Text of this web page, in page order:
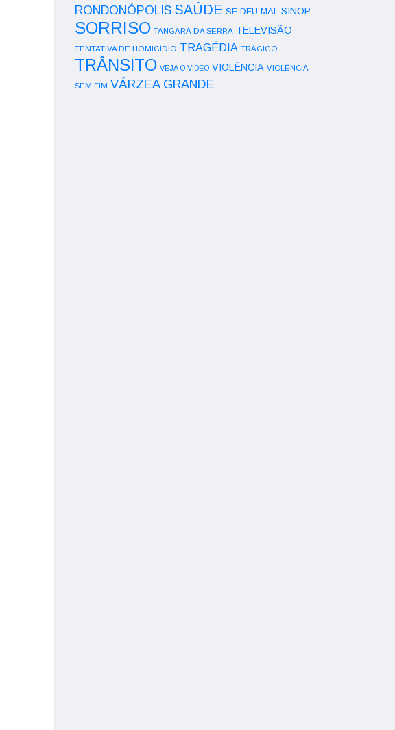
RONDONÓPOLIS SAÚDE SE DEU MAL SINOP
SORRISO TANGARÁ DA SERRA TELEVISÃO
TENTATIVA DE HOMICÍDIO TRAGÉDIA TRÁGICO
TRÂNSITO VEJA O VÍDEO VIOLÊNCIA VIOLÊNCIA
SEM FIM VÁRZEA GRANDE